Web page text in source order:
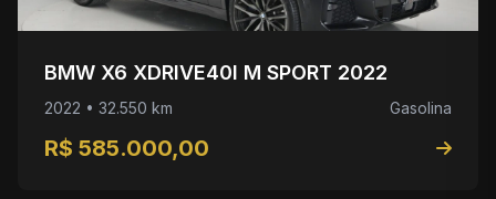
BMW X6 XDRIVE40I M SPORT 2022
2022 • 32.550 km Gasolina
R$ 585.000,00